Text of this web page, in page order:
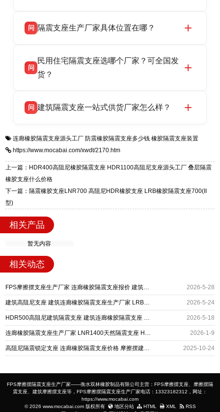
话：13323182312。
品资质齐全，每批次产品均配有正规第三方检测
货，厂家电话：13323182312，地址迎宾大街 9
号北方工业基地。
问 隔震支座生产厂家具体位置在哪？
高新区北方工业基地迎宾大街 9 号，是专业隔震
支座源头工厂，生产 LRB 铅芯、LNR 天然、
问
民用住宅隔震支座选哪个厂家？可全国发
货？
适用于民用住宅隔震工程，实体工厂现货充足，
震支座，电话：13323182312，地址：衡水高新
问 建筑隔震支座一站式供货厂家怎么样？
一站式供货厂家，拥有多年行业生产经验，国标
标准生产 LRB/LNR/HDR/FPS 全系列支座，资
质、检测报告完备，提供选型、深化、供货、安
装指导全套服务，厂址衡水高新区北方工业基地
迎宾大街 9 号，厂家电话：13323182312。
连廊橡胶隔震支座源头工厂 防震橡胶隔震支座多少钱 橡胶隔震支座装置
https://www.mocabai.com/xwdt/2170.htm
上一篇：HDR400高阻尼橡胶隔震支座 HDR1100高阻尼支座源头工厂 叠层隔震
橡胶支座什么价格
下一篇：隔震橡胶支座LNR700 高阻尼HDR橡胶支座 LRB橡胶隔震支座700(II
型)
相关产品
暂无内容
相关动态
FPS摩擦摆支座生产厂家 连廊橡胶隔震支座报价 建筑铅芯橡胶隔震支座商家厂家 2026-5-28
建筑高阻尼支座 建筑连廊橡胶隔震支座生产厂家 LRB橡胶隔震支座600源头工厂 2026-5-24
HDR500高阻尼建筑隔震支座 建筑连廊橡胶隔震支座 高阻尼铅芯橡胶隔震支座 2026-5-18
连廊橡胶隔震支座生产厂家 LNR1400天然隔震支座 HDR600高阻尼支座厂家 2026-1-9
高阻尼隔震锁定支座 连廊橡胶隔震支座价格 摩擦摆建筑隔震支座厂家 2025-10-24
FPS摩擦摆隔震支座生产厂家——衡水双林橡胶制品有限公司主营：FPS摩擦摆支座、摩擦摆隔
震支座、建筑摩擦摆支座等，FPS摩擦摆隔震支座生产厂家电话：13323182312，网址：
https://www.mocabai.com
© 2026 www.mocabai.com 版权所有
地区分站 HTML XML
RSS